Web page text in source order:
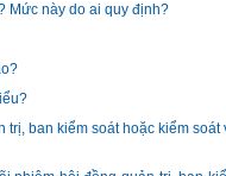
Mức này do ai quy định?
trị, ban kiểm soát hoặc kiểm